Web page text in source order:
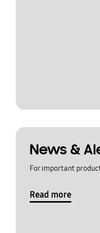
News &
For important
Read more